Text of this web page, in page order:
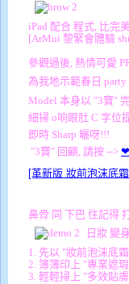
iPad 配合 程式, 比完
[ArMui 黎緊會體驗
參觀過後, 熱情可愛
為我地示範春日
Model 本身以 "3寶"
細掃 o响眼肚 C 字位
即時 Sharp 曬呀!!!
"3寶" 回顧, 請按 --> ❤
[革新版 妝前泡沫底
鼻骨 同 下巴 住記得
日妝 變
1. 先以 "妝前泡沫底霜
2. 簿簿印上 "專業遮
3. 輕輕掃上 "多效貼